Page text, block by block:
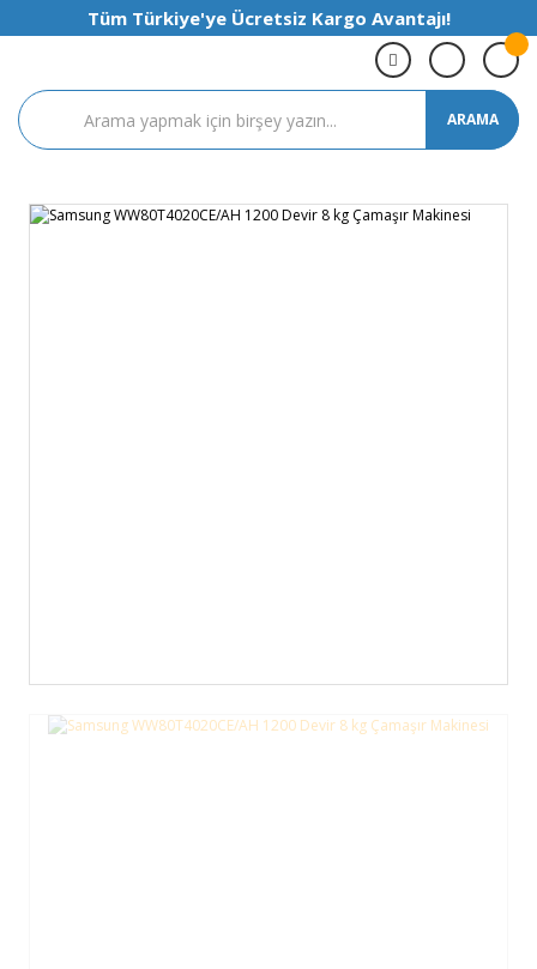
Tüm Türkiye'ye Ücretsiz Kargo Avantajı!
ARAMA